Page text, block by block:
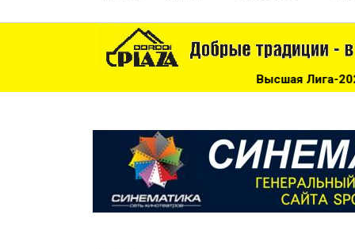
Высшая Лига-2026: «Мурас Юнайтед»